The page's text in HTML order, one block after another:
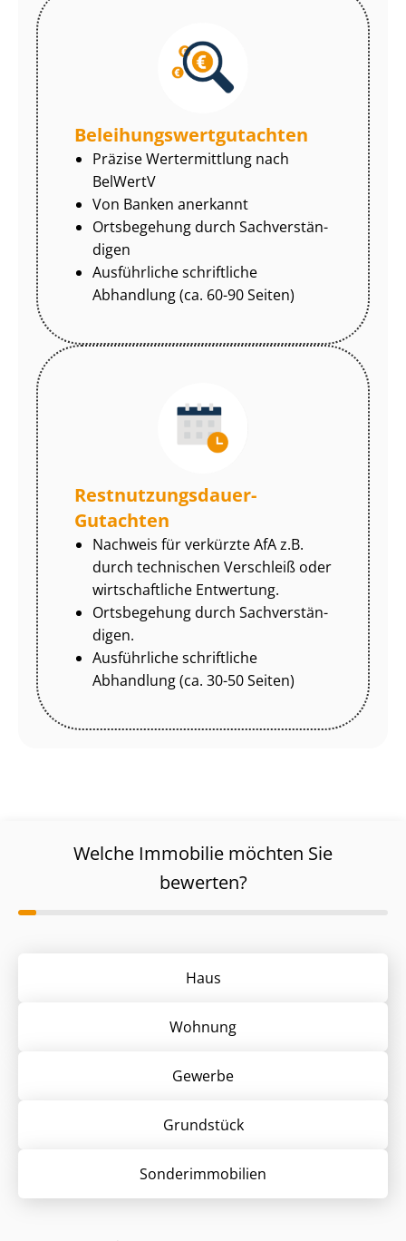
Be­lei­hungs­wert­gut­ach­ten
Präzise Wertermittlung nach
BelWertV
Von Banken anerkannt
Ortsbegehung durch Sach­ver­stän­
di­gen
Ausführliche schriftliche
Abhandlung (ca. 60-90 Seiten)
Rest­nut­zungs­dau­er-
Gutachten
Nachweis für verkürzte AfA z.B.
durch technischen Verschleiß oder
wirtschaftliche Entwertung.
Ortsbegehung durch Sach­ver­stän­
di­gen.
Ausführliche schriftliche
Abhandlung (ca. 30-50 Seiten)
Welche Immobilie möchten Sie
bewerten?
Haus
Wohnung
Gewerbe
Grund­stück
Sonder­immobilien